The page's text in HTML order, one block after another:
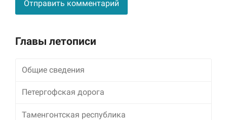
Главы летописи
Общие сведения
Петергофская дорога
Таменгонтская республика